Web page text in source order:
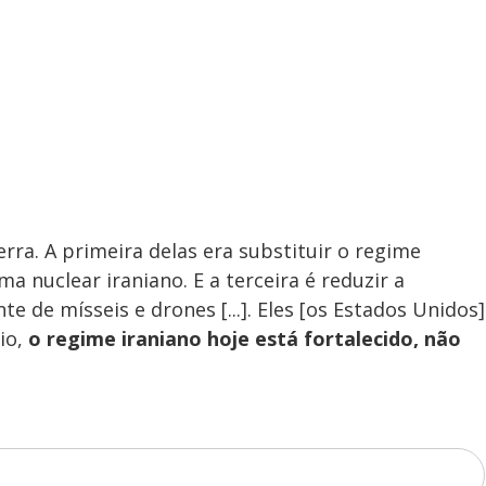
A primeira delas era substituir o regime
nuclear iraniano. E a terceira é reduzir a
de mísseis e drones [...]. Eles [os Estados Unidos]
o regime iraniano hoje está fortalecido, não